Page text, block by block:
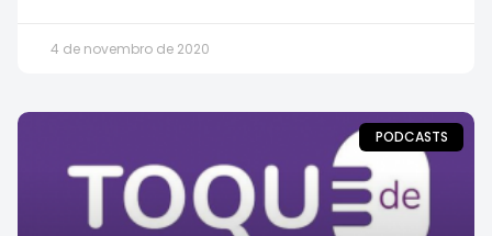
4 de novembro de 2020
PODCASTS